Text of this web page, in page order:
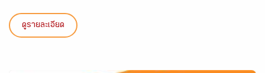
ดูรายละเอียด